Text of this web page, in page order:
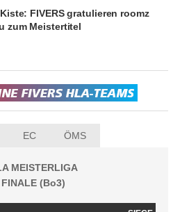
FIVERS gratulieren roomz
zum Meistertitel
EC ÖMS
MEISTERLIGA
FINALE (Bo3)